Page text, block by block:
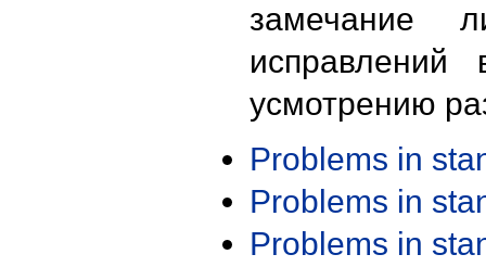
замечание
исправлений
усмотрению
Problems in
Problems in
Problems in